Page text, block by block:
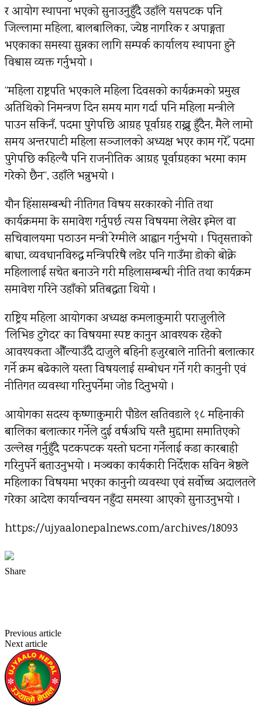
र आयोग स्थापना भएको सुनाउनुहुँदै उहाँले यसपटक पनि
जिल्लामा महिला, बालबालिका, ज्येष्ठ नागरिक र अपाङ्गता
भएकाका समस्या सुन्नका लागि सम्पर्क कार्यालय स्थापना हुने
विश्वास व्यक्त गर्नुभयो ।
“महिला राष्ट्रपति भएकाले महिला दिवसको कार्यक्रमको प्रमुख
अतिथिको निमन्त्रण दिन समय माग गर्दा पनि महिला मन्त्रीले
पाउन सकिनँ, पदमा पुगेपछि आग्रह पूर्वाग्रह राख्नु हुँदैन, मैले लामो
समय अन्तरपाटी महिला सञ्जालको अध्यक्ष भएर काम गरेँ, पदमा
पुगेपछि कहिल्यै पनि राजनीतिक आग्रह पूर्वाग्रहका भरमा काम
गरेको छैन”, उहाँले भन्नुभयो ।
यौन हिंसासम्बन्धी नीतिगत विषय सरकारको नीति तथा
कार्यक्रममा के समावेश गर्नुपर्छ त्यस विषयमा लेखेर इमेल वा
सचिवालयमा पठाउन मन्त्री रेग्मीले आह्वान गर्नुभयो । पितृसत्ताको
बाधा, व्यवधानविरुद्ध मन्त्रिपरिषद्मै लडेर पनि गाउँमा डोको बोक्ने
महिलालाई सचेत बनाउने गरी महिलासम्बन्धी नीति तथा कार्यक्रम
समावेश गरिने उहाँको प्रतिबद्धता थियो ।
राष्ट्रिय महिला आयोगका अध्यक्ष कमलाकुमारी पराजुलीले
‘लिभिङ टुगेदर’ का विषयमा स्पष्ट कानुन आवश्यक रहेको
आवश्यकता औँल्याउँदै दाजुले बहिनी हजुरबाले नातिनी बलात्कार
गर्ने क्रम बढेकाले यस्ता विषयलाई सम्बोधन गर्ने गरी कानुनी एवं
नीतिगत व्यवस्था गरिनुपर्नेमा जोड दिनुभयो ।
आयोगका सदस्य कृष्णाकुमारी पौडेल खतिवडाले १८ महिनाकी
बालिका बलात्कार गर्नेले दुई वर्षअघि यस्तै मुद्दामा समातिएको
उल्लेख गर्नुहुँदै पटकपटक यस्तो घटना गर्नेलाई कडा कारबाही
गरिनुपर्ने बताउनुभयो । मञ्चका कार्यकारी निर्देशक सविन श्रेष्ठले
महिलाका विषयमा भएका कानुनी व्यवस्था एवं सर्वाेच्च अदालतले
गरेका आदेश कार्यान्वयन नहुँदा समस्या आएको सुनाउनुभयो ।
https://ujyaalonepalnews.com/archives/18093
Share
Previous article
Next article